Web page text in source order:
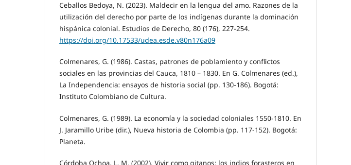
Ceballos Bedoya, N. (2023). Maldecir en la lengua del amo. Razones de la
utilización del derecho por parte de los indígenas durante la dominación
hispánica colonial. Estudios de Derecho, 80 (176), 227-254.
https://doi.org/10.17533/udea.esde.v80n176a09
Colmenares, G. (1986). Castas, patrones de poblamiento y conflictos
sociales en las provincias del Cauca, 1810 – 1830. En G. Colmenares (ed.),
La Independencia: ensayos de historia social (pp. 130-186). Bogotá:
Instituto Colombiano de Cultura.
Colmenares, G. (1989). La economía y la sociedad coloniales 1550-1810. En
J. Jaramillo Uribe (dir.), Nueva historia de Colombia (pp. 117-152). Bogotá:
Planeta.
Córdoba Ochoa, L. M. (2002). Vivir como gitanos: los indios forasteros en